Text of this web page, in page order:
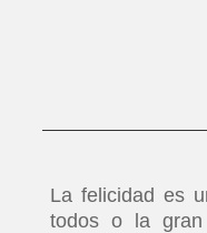
La felicidad es
todos o la gran